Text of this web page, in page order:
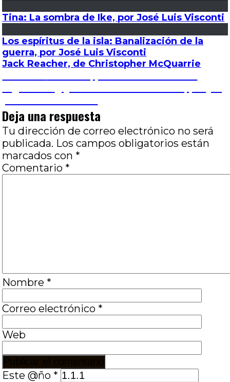
Tina: La sombra de Ike, por José Luis Visconti
Los espíritus de la isla: Banalización de la
guerra, por José Luis Visconti
Jack Reacher, de Christopher McQuarrie
Navegación
de
entradas
Deja una respuesta
Tu dirección de correo electrónico no será
publicada. Los campos obligatorios están
marcados con *
Comentario *
Nombre *
Correo electrónico *
Web
Este @ño *